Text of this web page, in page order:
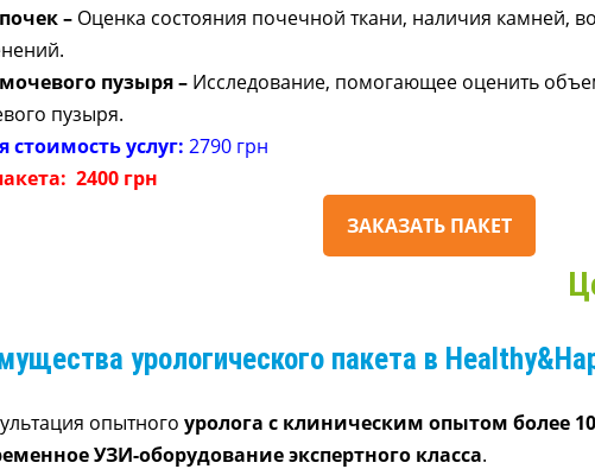
– Оценка состояния почечной ткани, наличия камней,
пузыря– Исследование, помогающее оценить
пузыря.
стоимость услуг: 2790 грн
2400 грн
ЗАКАЗАТЬ ПАКЕТ
урологического пакета в
опытногоуролога с клиническим опытом более
УЗИ-оборудование экспертного класса.